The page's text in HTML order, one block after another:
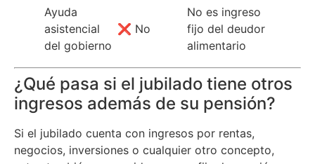
Ayuda
asistencial
del gobierno
❌ No
No es ingreso
fijo del deudor
alimentario
¿Qué pasa si el jubilado tiene otros
ingresos además de su pensión?
Si el jubilado cuenta con ingresos por rentas,
negocios, inversiones o cualquier otro concepto,